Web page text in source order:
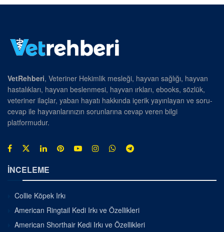
VetRehberi, Veteriner Hekimlik mesleği, hayvan sağlığı, hayvan
hastalıkları, hayvan beslenmesi, hayvan ırkları, ebooks, sözlük,
veteriner ilaçlar, yaban hayatı hakkında içerik yayınlayan ve soru-
cevap ile hayvanlarınızın sorunlarına cevap veren bilgi
platformudur.
İNCELEME
Collie Köpek Irkı
American Ringtail Kedi Irkı ve Özellikleri
American Shorthair Kedi Irkı ve Özellikleri